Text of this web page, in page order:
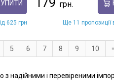
625 грн Ще 11 пропозиції
5 6 7 8 9 10
надійними і перевіреними